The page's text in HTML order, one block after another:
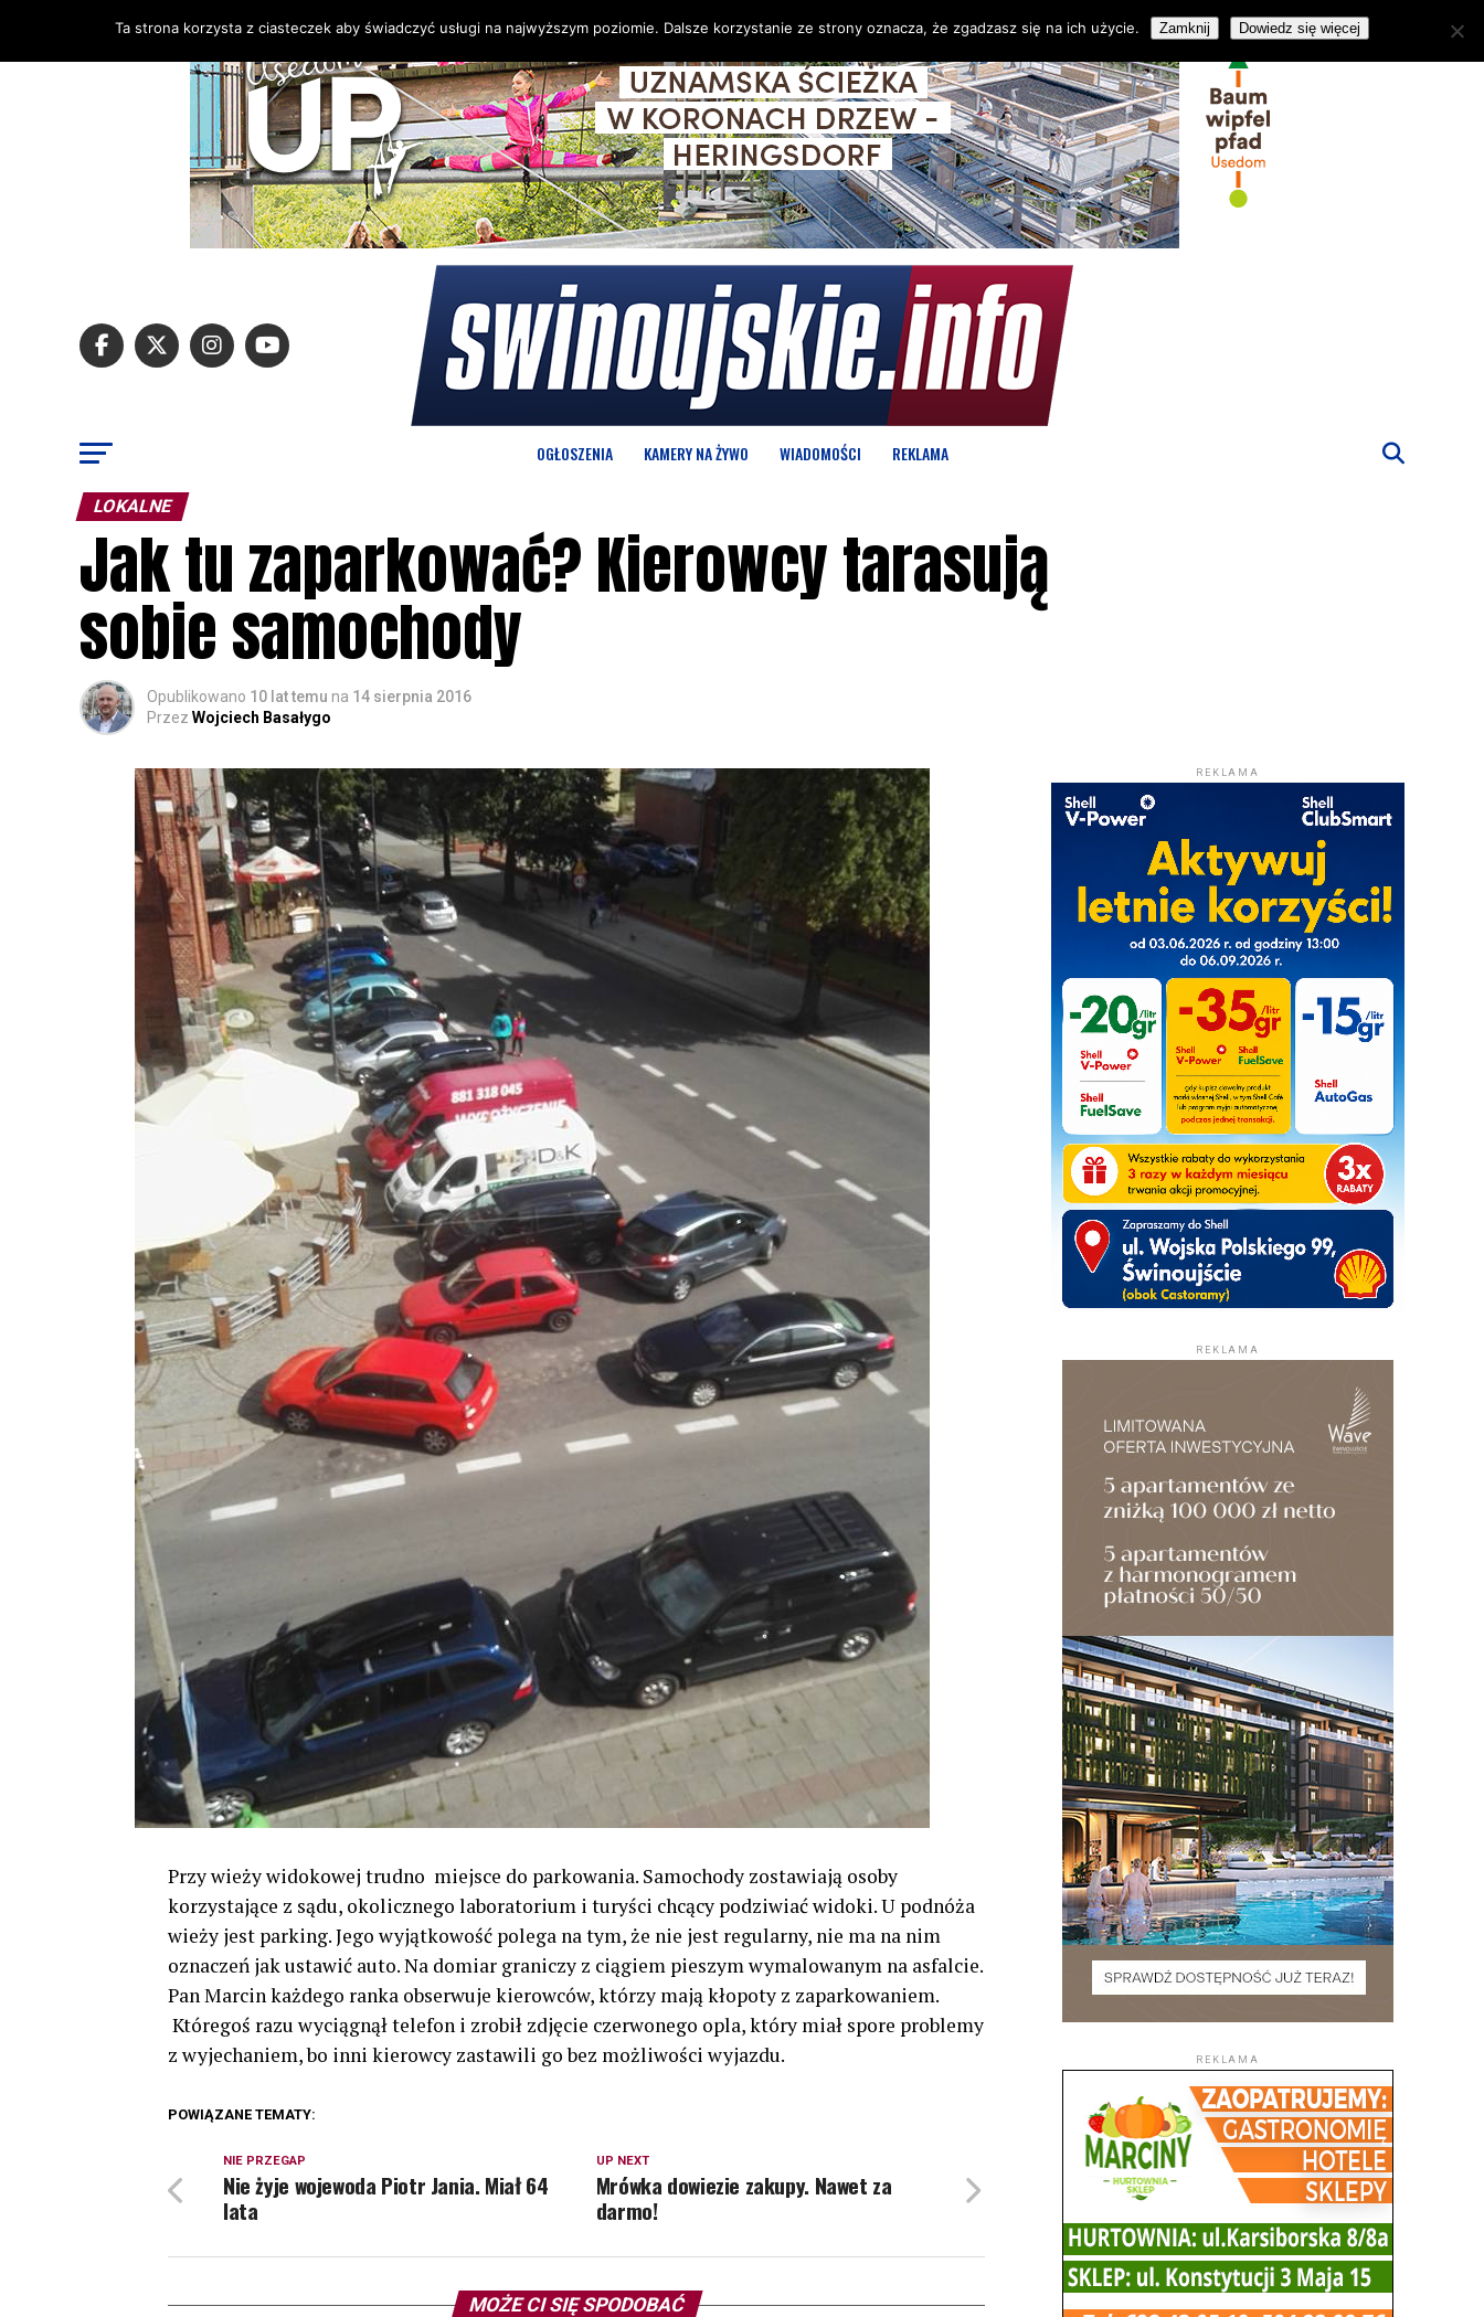
OGŁOSZENIA KAMERY NA ŻYWO WIADOMOŚCI REKLAMA
LOKALNE
Jak tu zaparkować? Kierowcy tarasują
sobie samochody
Opublikowano 10 lat temu na 14 sierpnia 2016
Przez Wojciech Basałygo
Przy wieży widokowej trudno miejsce do parkowania. Samochody zostawiają osoby
korzystające z sądu, okolicznego laboratorium i turyści chcący podziwiać widoki. U podnóża
wieży jest parking. Jego wyjątkowość polega na tym, że nie jest regularny, nie ma na nim
oznaczeń jak ustawić auto. Na domiar graniczy z ciągiem pieszym wymalowanym na asfalcie.
Pan Marcin każdego ranka obserwuje kierowców, którzy mają kłopoty z zaparkowaniem.
Któregoś razu wyciągnął telefon i zrobił zdjęcie czerwonego opla, który miał spore problemy
z wyjechaniem, bo inni kierowcy zastawili go bez możliwości wyjazdu.
POWIĄZANE TEMATY:
UP NEXT
Mrówka dowiezie zakupy. Nawet za
darmo!
NIE PRZEGAP
Nie żyje wojewoda Piotr Jania. Miał 64
lata
MOŻE CI SIĘ SPODOBAĆ
REKLAMA
REKLAMA
REKLAMA
Ta strona korzysta z ciasteczek aby świadczyć usługi na najwyższym poziomie. Dalsze korzystanie ze strony oznacza, że zgadzasz się na ich użycie. Zamknij Dowiedz się więcej